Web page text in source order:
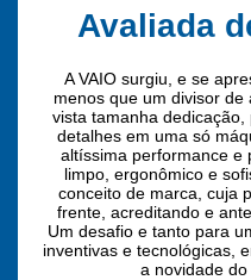
Avaliada
A VAIO surgiu, e se
menos que um divisor
vista tamanha
detalhes em uma só
altíssima performance e
limpo, ergonômico e
conceito de marca, cuja
frente, acreditando e
Um desafio e tanto para
inventivas e tecnológicas,
a novidade do